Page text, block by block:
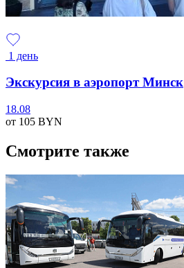
1 день
Экскурсия в аэропорт Минск
18.08
от 105 BYN
Смотрите также